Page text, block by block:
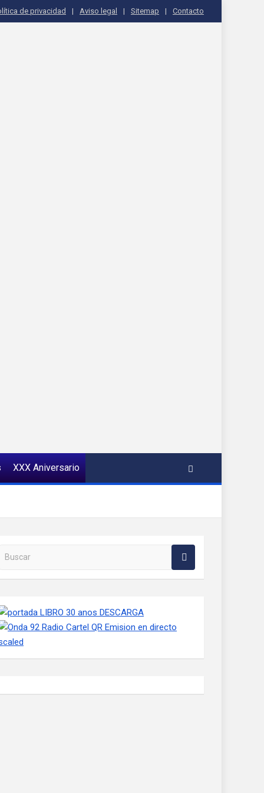
de privacidad Aviso legal Sitemap Contacto
XXX Aniversario
en la web